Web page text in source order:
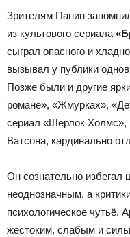
Зрителям Панин
из культового сериала
сыграл опасного и
вызывал у публики
Позже были и другие
романе», «Жмурках»,
сериал «Шерлок Холмс»,
Ватсона, кардинально
Он сознательно избегал
неоднозначным, а
психологическое чутьё.
жестоким, слабым и